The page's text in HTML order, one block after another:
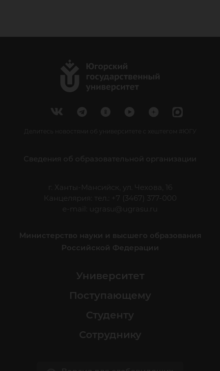
Делитесь новостями об университете с хештегом #ЮГУ
Сведения об образовательной организации
г. Ханты-Мансийск, ул. Чехова, 16
Канцелярия: тел.: +7 (3467) 377-000
e-mail:
ugrasu@ugrasu.ru
Министерство науки и высшего образования
Российской Федерации
Университет
Поступающему
Студенту
Сотруднику